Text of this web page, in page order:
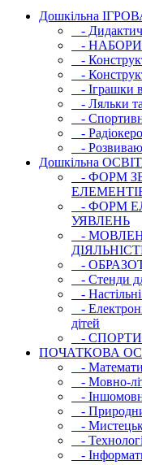
Дошкільна
-
-
-
-
- Іграшки
- Ляльки
-
-
-
Дошкільна
- ФОРМ
- ФОРМ
УЯВЛЕНЬ
-
-
- Стенди
-
-
дітей
-
ПОЧАТКОВА
-
- Мовно-
-
-
-
-
-